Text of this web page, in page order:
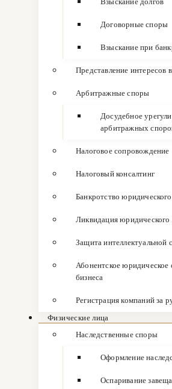
Договорные споры
Взыскание при
Представление интересов
Арбитражные споры
Досудебное
арбитражных
Налоговое сопровождение
Налоговый консалтинг
Банкротство
Ликвидация
Защита интеллектуальной
Абонентское юридическое
бизнеса
Регистрация компаний за
Физические лица
Наследственные споры
Оформление
Оспаривание